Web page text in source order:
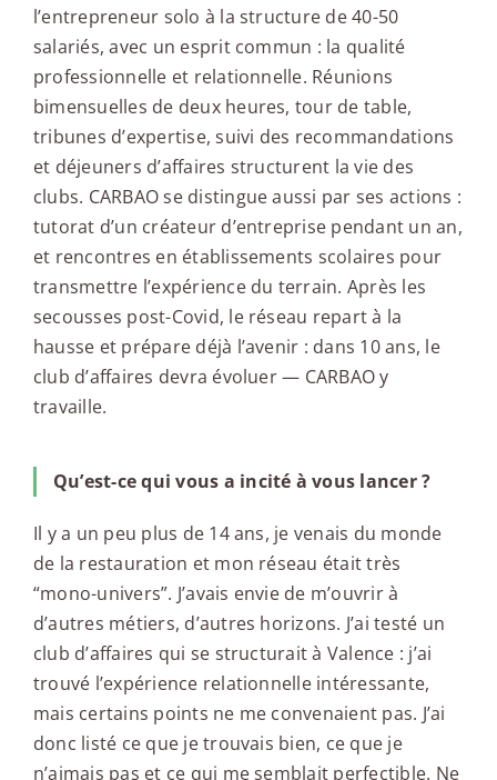
l’entrepreneur solo à la structure de 40-50
salariés, avec un esprit commun : la qualité
professionnelle et relationnelle. Réunions
bimensuelles de deux heures, tour de table,
tribunes d’expertise, suivi des recommandations
et déjeuners d’affaires structurent la vie des
clubs. CARBAO se distingue aussi par ses actions :
tutorat d’un créateur d’entreprise pendant un an,
et rencontres en établissements scolaires pour
transmettre l’expérience du terrain. Après les
secousses post-Covid, le réseau repart à la
hausse et prépare déjà l’avenir : dans 10 ans, le
club d’affaires devra évoluer — CARBAO y
travaille.
Qu’est-ce qui vous a incité à vous lancer ?
Il y a un peu plus de 14 ans, je venais du monde
de la restauration et mon réseau était très
“mono-univers”. J’avais envie de m’ouvrir à
d’autres métiers, d’autres horizons. J’ai testé un
club d’affaires qui se structurait à Valence : j’ai
trouvé l’expérience relationnelle intéressante,
mais certains points ne me convenaient pas. J’ai
donc listé ce que je trouvais bien, ce que je
n’aimais pas et ce qui me semblait perfectible. Ne